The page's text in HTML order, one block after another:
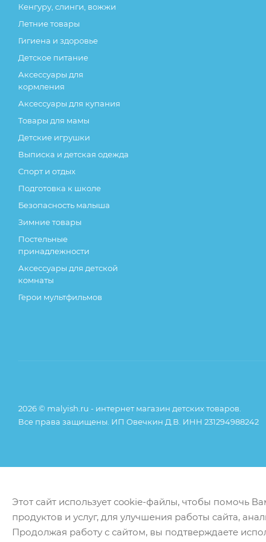
Кенгуру, слинги, вожжи
Летние товары
Гигиена и здоровье
Детское питание
Аксессуары для
кормления
Аксессуары для купания
Товары для мамы
Детские игрушки
Выписка и детская одежда
Спорт и отдых
Подготовка к школе
Безопасность малыша
Зимние товары
Постельные
принадлежности
Аксессуары для детской
комнаты
Герои мультфильмов
2026 © malyish.ru - интернет магазин детских товаров.
Все права защищены. ИП Овечкин Д.В. ИНН 231294988242
Этот сайт использует cookie-файлы, чтобы помочь
продуктов и услуг, для улучшения работы сайта,
Продолжая работу с сайтом, вы подтверждаете